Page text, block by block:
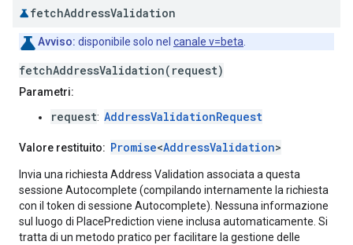
fetchAddressValidation
Avviso: disponibile solo nel canale v=beta.
fetchAddressValidation(request)
Parametri:
request: AddressValidationRequest
Valore restituito: Promise<AddressValidation>
Invia una richiesta Address Validation associata a questa
sessione Autocomplete (compilando internamente la richiesta
con il token di sessione Autocomplete). Nessuna informazione
sul luogo di PlacePrediction viene inclusa automaticamente. Si
tratta di un metodo pratico per facilitare la gestione delle